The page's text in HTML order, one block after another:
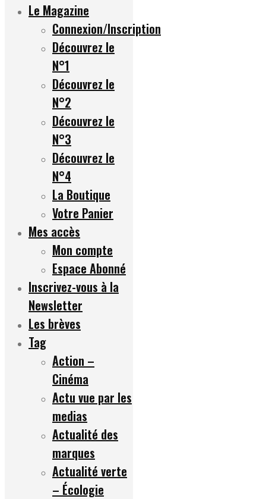
Le Magazine
Connexion/Inscription
Découvrez le
N°1
Découvrez le
N°2
Découvrez le
N°3
Découvrez le
N°4
La Boutique
Votre Panier
Mes accès
Mon compte
Espace Abonné
Inscrivez-vous à la
Newsletter
Les brèves
Tag
Action –
Cinéma
Actu vue par les
medias
Actualité des
marques
Actualité verte
– Écologie